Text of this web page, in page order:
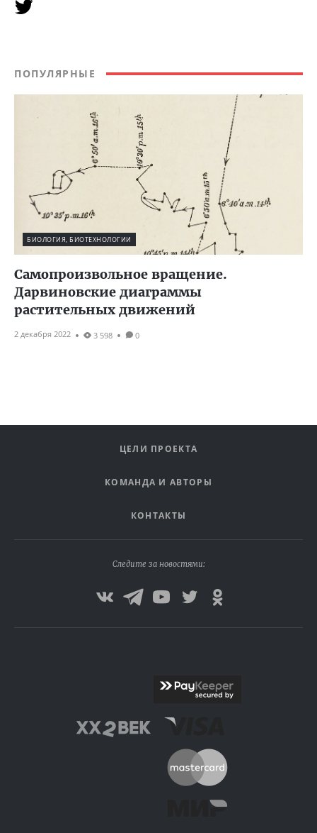
ПОПУЛЯРНЫЕ
БИОЛОГИЯ, БИОТЕХНОЛОГИИ
Самопроизвольное вращение.
Дарвиновские диаграммы
растительных движений
2 декабря 2022 3 598 0
ЦЕЛИ ПРОЕКТА
КОМАНДА И АВТОРЫ
КОНТАКТЫ
Следите за новостями: